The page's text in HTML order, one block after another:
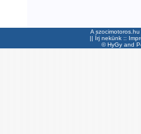
A
|| Írj nekünk ::
©HyGyand